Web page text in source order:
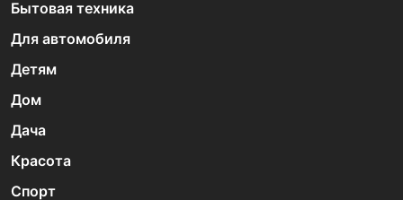
Бытовая техника
Для автомобиля
Детям
Дом
Дача
Красота
Спорт